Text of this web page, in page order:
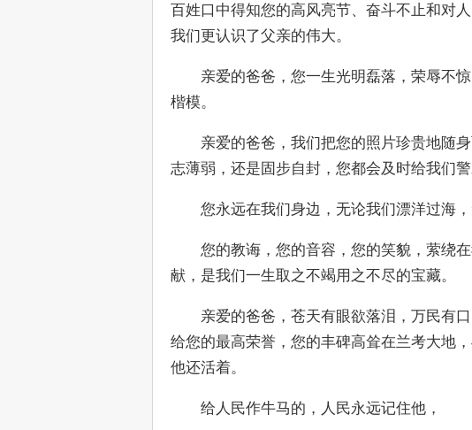
百姓口中得知您的高风亮节、奋斗不止和对
我们更认识了父亲的伟大。
亲爱的爸爸，您一生光明磊落，荣辱不惊
楷模。
亲爱的爸爸，我们把您的照片珍贵地随身
志薄弱，还是固步自封，您都会及时给我们警
您永远在我们身边，无论我们漂洋过海，
您的教诲，您的音容，您的笑貌，萦绕在
献，是我们一生取之不竭用之不尽的宝藏。
亲爱的爸爸，苍天有眼欲落泪，万民有口
给您的最高荣誉，您的丰碑高耸在兰考大地
他还活着。
给人民作牛马的，人民永远记住他，